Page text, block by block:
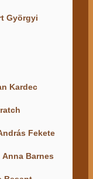
Györgyi
Kardec
Fekete
Anna Barnes